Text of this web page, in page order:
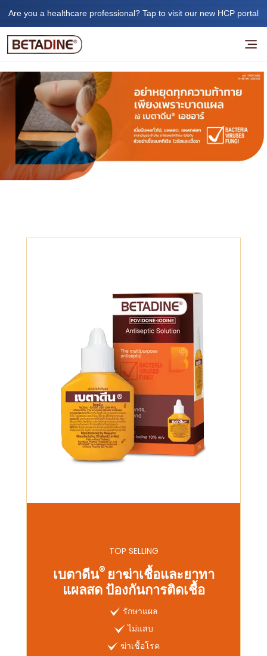
Are you a healthcare professional? Tap to visit our new HCP portal
TOP SELLING
เบตาดีน® ยาฆ่าเชื้อและยาทา
แผลสด ป้องกันการติดเชื้อ
รักษาแผล
ไม่แสบ
ฆ่าเชื้อโรค